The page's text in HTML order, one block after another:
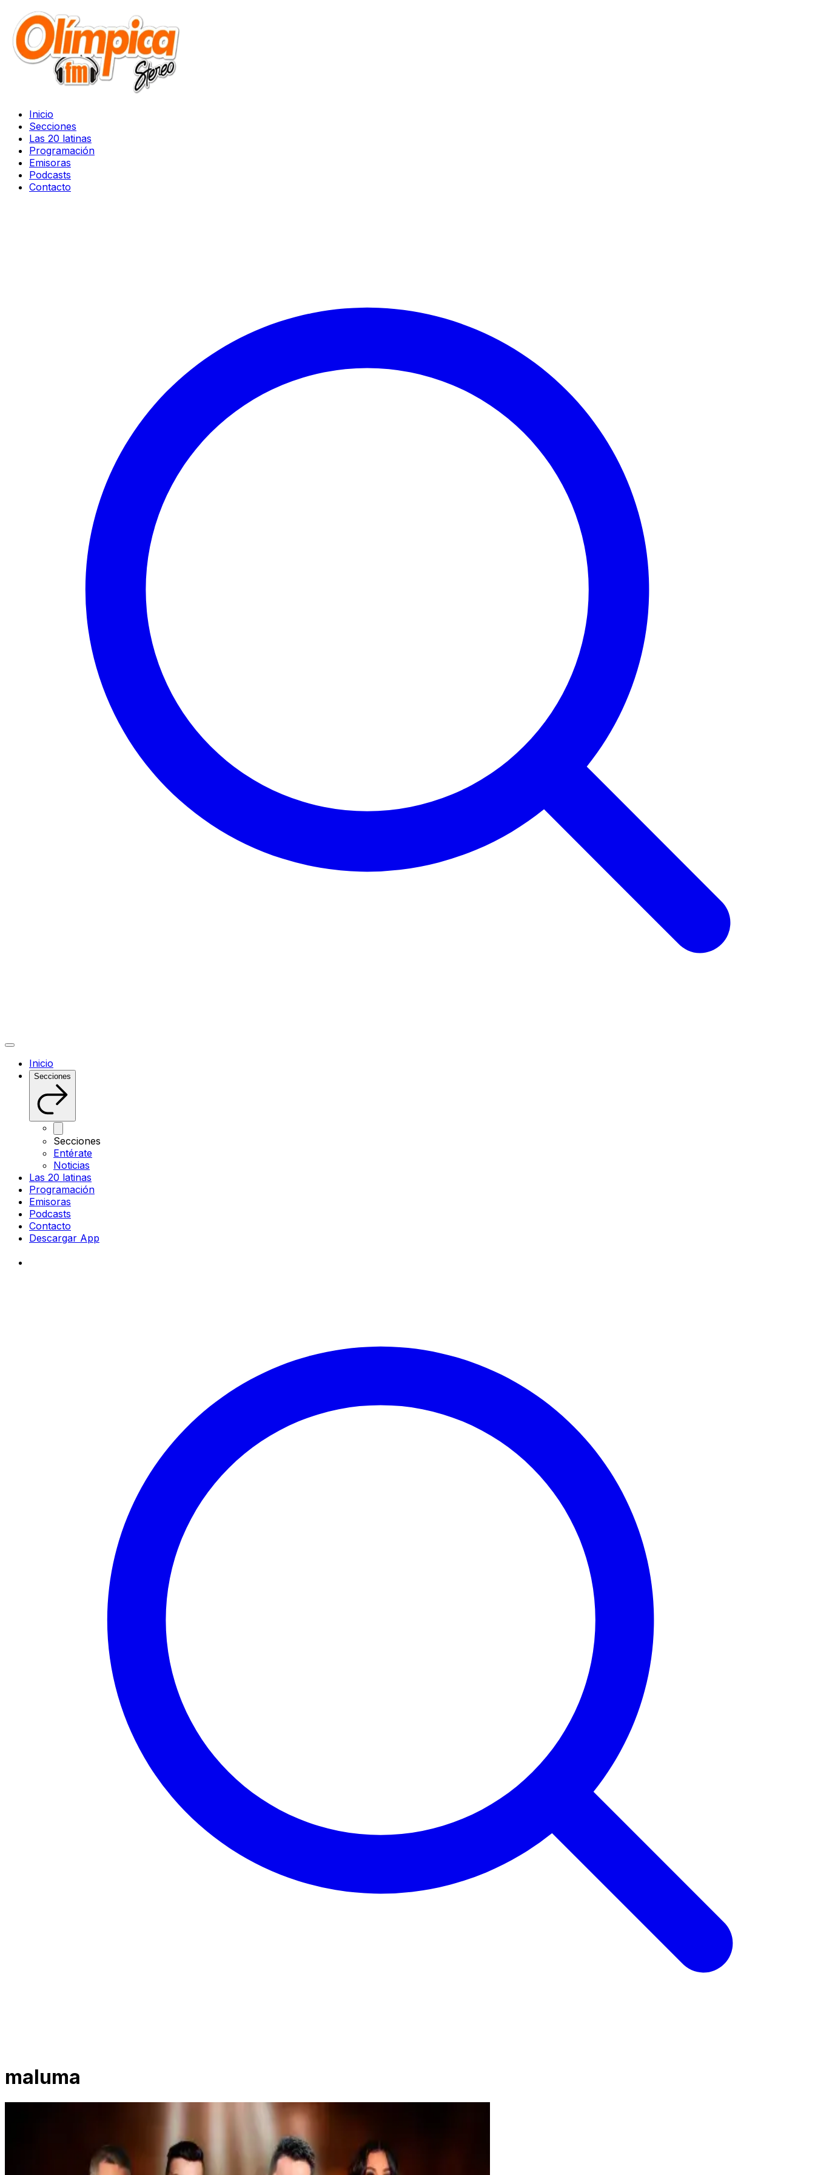
Inicio
Secciones
Las 20 latinas
Programación
Emisoras
Podcasts
Contacto
Inicio
Secciones
Secciones
Entérate
Noticias
Las 20 latinas
Programación
Emisoras
Podcasts
Contacto
Descargar App
maluma